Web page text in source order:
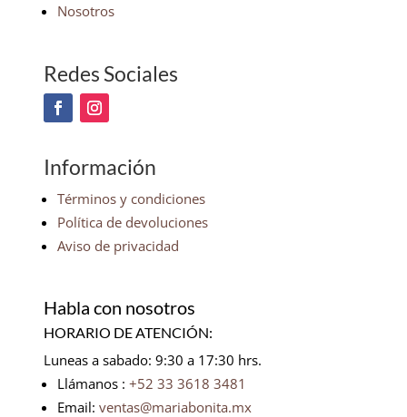
Nosotros
Redes Sociales
Información
Términos y condiciones
Política de devoluciones
Aviso de privacidad
Habla con nosotros
HORARIO DE ATENCIÓN:
Luneas a sabado: 9:30 a 17:30 hrs.
Llámanos : +52 33 3618 3481
Email: ventas@mariabonita.mx